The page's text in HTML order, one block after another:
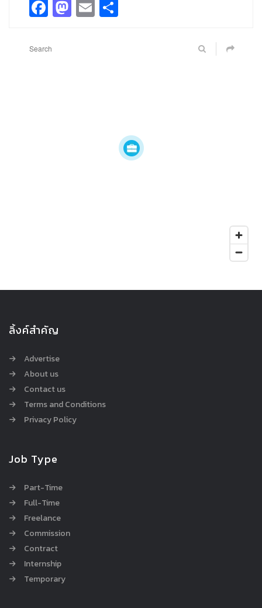
Facebook
Mastodon
Email
ลิ้งค์สำคัญ
Advertise
About us
Contact us
Terms and Conditions
Privacy Policy
Job Type
Part-Time
Full-Time
Freelance
Commission
Contract
Internship
Temporary